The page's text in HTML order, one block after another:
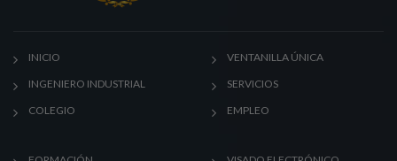
INICIO
INGENIERO INDUSTRIAL
COLEGIO
VENTANILLA ÚNICA
SERVICIOS
EMPLEO